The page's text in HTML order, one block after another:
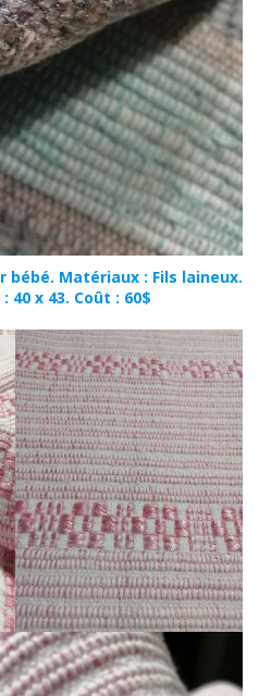
bébé. Matériaux : Fils laineux.
x 43. Coût : 60$